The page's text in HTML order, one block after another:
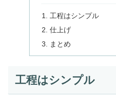
工程はシンプル
仕上げ
まとめ
工程はシンプル